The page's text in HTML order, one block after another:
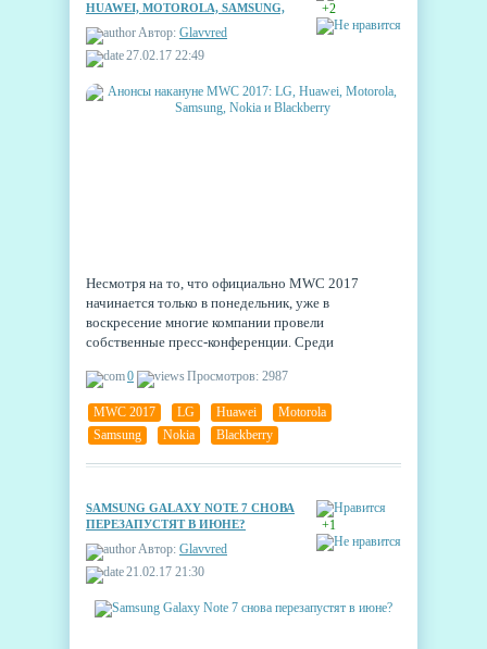
+2
HUAWEI, MOTOROLA, SAMSUNG,
Автор: Glavvred
27.02.17 22:49
Несмотря на то, что официально MWC 2017
начинается только в понедельник, уже в
воскресение многие компании провели
собственные пресс-конференции. Среди
Motorola, Samsung, Nokia и даже Blackberry.
0 Просмотров: 2987
MWC 2017 LG Huawei Motorola
Samsung
Nokia Blackberry
+1
SAMSUNG GALAXY NOTE 7 СНОВА
ПЕРЕЗАПУСТЯТ В ИЮНЕ?
Автор: Glavvred
21.02.17 21:30